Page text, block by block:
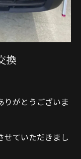
換
りがとうございま
せていただきまし